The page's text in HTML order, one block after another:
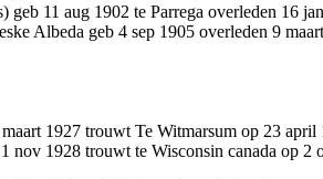
geb 11 aug 1902 te Parrega overleden 16
Albeda geb 4 sep 1905 overleden 9
1927 trouwt Te Witmarsum op 23
nov 1928 trouwt te Wisconsin canada op 2